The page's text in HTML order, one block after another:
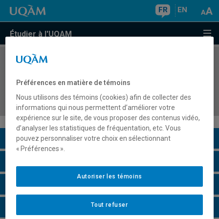
FR EN
Étudier à l'UQAM
COURS//
comportementaux dans les troubles
neurocognitifs
Description du cours
Horaire - Automne 2026
Préférences en matière de témoins
Nous utilisons des témoins (cookies) afin de collecter des
informations qui nous permettent d’améliorer votre
expérience sur le site, de vous proposer des contenus vidéo,
d’analyser les statistiques de fréquentation, etc. Vous
pouvez personnaliser votre choix en sélectionnant
« Préférences ».
Tout refuser
Autoriser les témoins